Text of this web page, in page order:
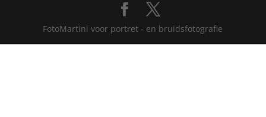
FotoMartini voor portret - en bruidsfotografie